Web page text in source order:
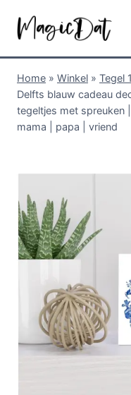
Home » Winkel » Tegel
Delfts blauw cadeau
tegeltjes met spreuken
mama | papa | vriend